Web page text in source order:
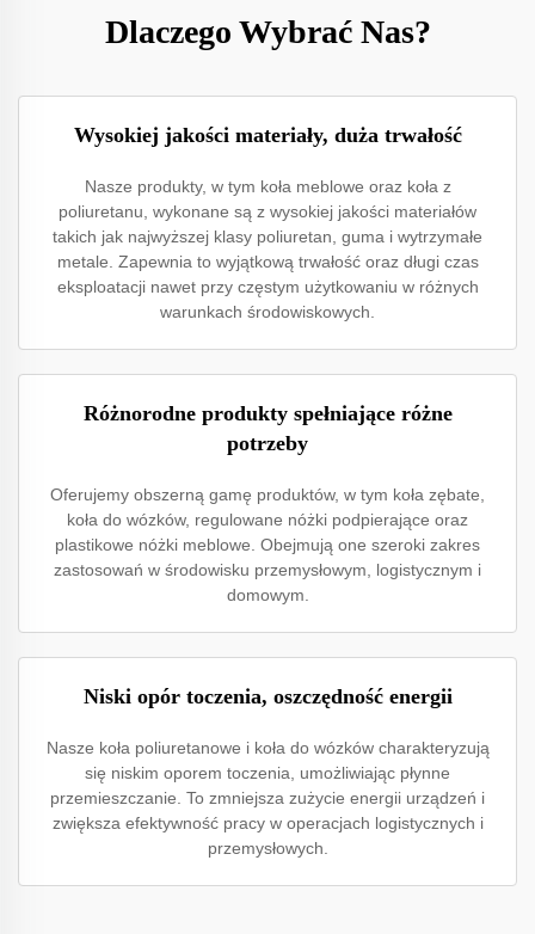
Dlaczego Wybrać Nas?
Wysokiej jakości materiały, duża trwałość
Nasze produkty, w tym koła meblowe oraz koła z
poliuretanu, wykonane są z wysokiej jakości materiałów
takich jak najwyższej klasy poliuretan, guma i wytrzymałe
metale. Zapewnia to wyjątkową trwałość oraz długi czas
eksploatacji nawet przy częstym użytkowaniu w różnych
warunkach środowiskowych.
Różnorodne produkty spełniające różne
potrzeby
Oferujemy obszerną gamę produktów, w tym koła zębate,
koła do wózków, regulowane nóżki podpierające oraz
plastikowe nóżki meblowe. Obejmują one szeroki zakres
zastosowań w środowisku przemysłowym, logistycznym i
domowym.
Niski opór toczenia, oszczędność energii
Nasze koła poliuretanowe i koła do wózków charakteryzują
się niskim oporem toczenia, umożliwiając płynne
przemieszczanie. To zmniejsza zużycie energii urządzeń i
zwiększa efektywność pracy w operacjach logistycznych i
przemysłowych.